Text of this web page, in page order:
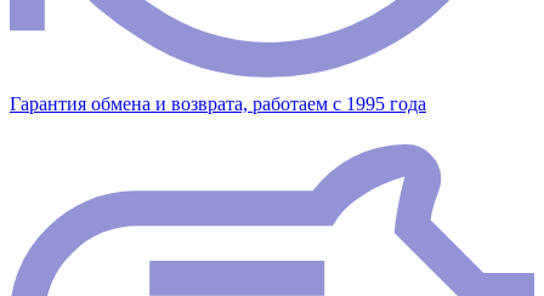
Гарантия обмена и возврата, работаем с 1995 года